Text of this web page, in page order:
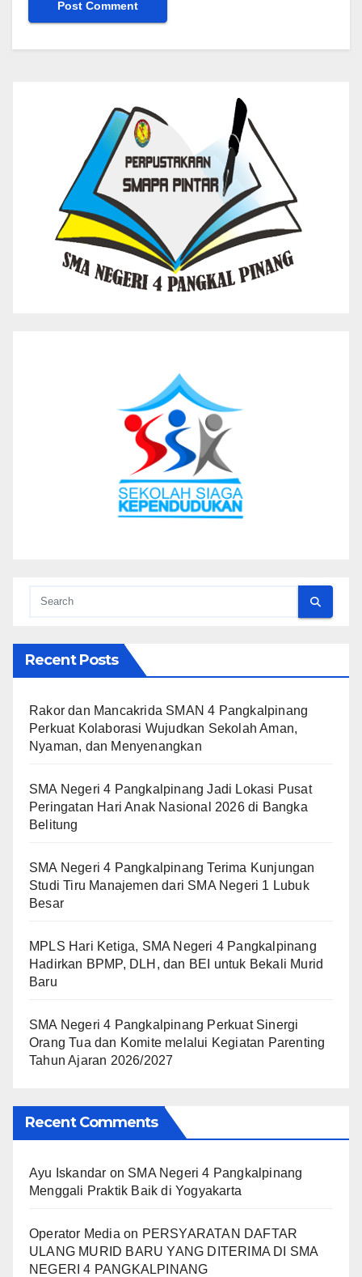
Recent Posts
Rakor dan Mancakrida SMAN 4 Pangkalpinang
Perkuat Kolaborasi Wujudkan Sekolah Aman,
Nyaman, dan Menyenangkan
SMA Negeri 4 Pangkalpinang Jadi Lokasi Pusat
Peringatan Hari Anak Nasional 2026 di Bangka
Belitung
SMA Negeri 4 Pangkalpinang Terima Kunjungan
Studi Tiru Manajemen dari SMA Negeri 1 Lubuk
Besar
MPLS Hari Ketiga, SMA Negeri 4 Pangkalpinang
Hadirkan BPMP, DLH, dan BEI untuk Bekali Murid
Baru
SMA Negeri 4 Pangkalpinang Perkuat Sinergi
Orang Tua dan Komite melalui Kegiatan Parenting
Tahun Ajaran 2026/2027
Recent Comments
Ayu Iskandar on SMA Negeri 4 Pangkalpinang
Menggali Praktik Baik di Yogyakarta
Operator Media on PERSYARATAN DAFTAR
ULANG MURID BARU YANG DITERIMA DI SMA
NEGERI 4 PANGKALPINANG